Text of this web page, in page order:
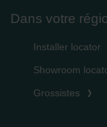
Dans votre
Installer locator
Showroom
Grossistes